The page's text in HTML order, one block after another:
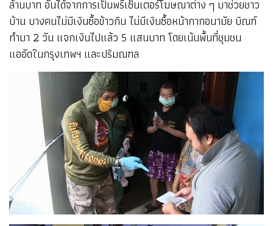
ล้านบาท อันได้จากการเป็นพรีเซ็นเตอร์โฆษณาต่าง ๆ มาช่วยชาว
บ้าน บางคนไม่มีเงินซื้อข้าวกิน ไม่มีเงินซื้อหน้ากากอนามัย บิณฑ์
ทำมา 2 วัน แจกเงินไปแล้ว 5 แสนบาท โดยเน้นพื้นที่ชุมชน
แออัดในกรุงเทพฯ และปริมณฑล